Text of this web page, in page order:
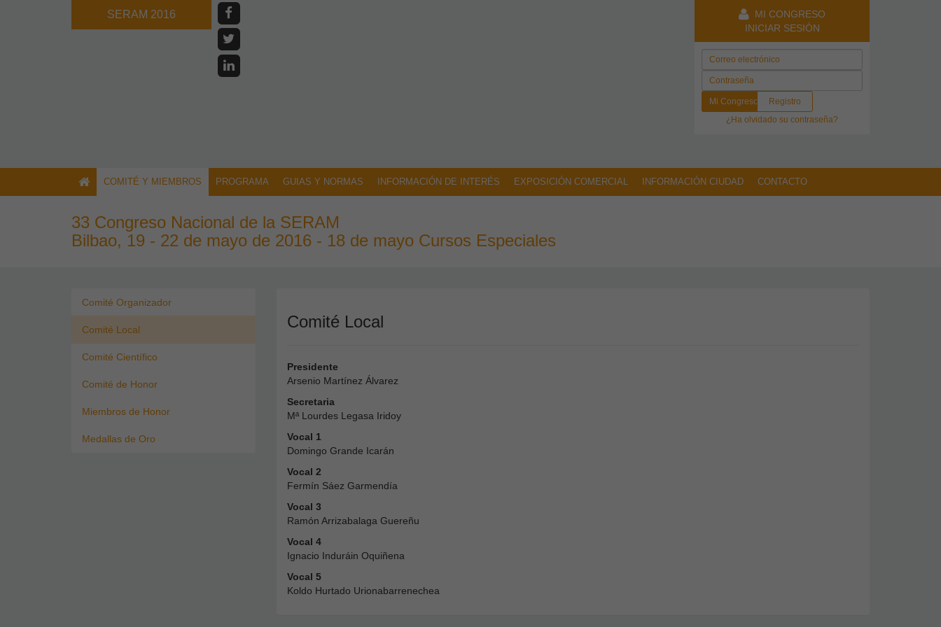
SERAM 2016
MI CONGRESO
INICIAR SESIÓN
Mi Congreso
Registro
¿Ha olvidado su contraseña?
COMITÉ Y MIEMBROS PROGRAMA GUIAS Y NORMAS INFORMACIÓN DE INTERÉS EXPOSICIÓN COMERCIAL INFORMACIÓN CIUDAD CONTACTO
33 Congreso Nacional de la SERAM
Bilbao, 19 - 22 de mayo de 2016 - 18 de mayo Cursos Especiales
Comité Organizador
Comité Local
Comité Científico
Comité de Honor
Miembros de Honor
Medallas de Oro
Comité Local
Presidente
Arsenio Martínez Álvarez
Secretaria
Mª Lourdes Legasa Iridoy
Vocal 1
Domingo Grande Icarán
Vocal 2
Fermín Sáez Garmendía
Vocal 3
Ramón Arrizabalaga Guereñu
Vocal 4
Ignacio Induráin Oquiñena
Vocal 5
Koldo Hurtado Urionabarrenechea